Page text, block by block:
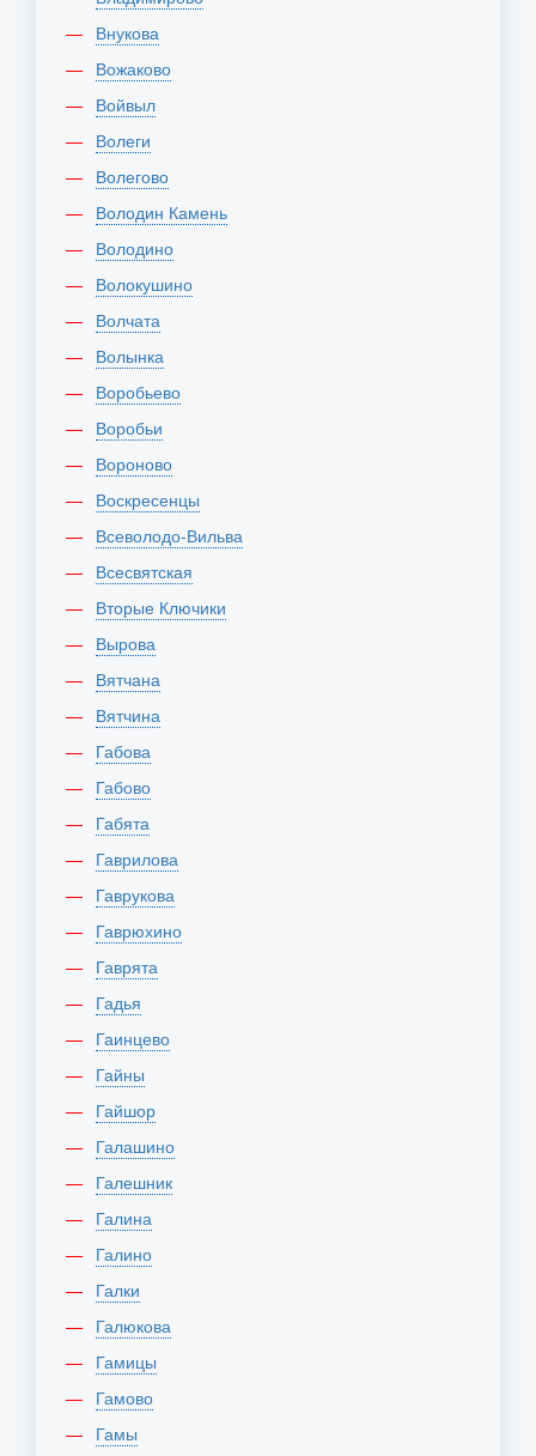
Внукова
Вожаково
Войвыл
Волеги
Волегово
Володин Камень
Володино
Волокушино
Волчата
Волынка
Воробьево
Воробьи
Вороново
Воскресенцы
Всеволодо-Вильва
Всесвятская
Вторые Ключики
Вырова
Вятчана
Вятчина
Габова
Габово
Габята
Гаврилова
Гаврукова
Гаврюхино
Гаврята
Гадья
Гаинцево
Гайны
Гайшор
Галашино
Галешник
Галина
Галино
Галки
Галюкова
Гамицы
Гамово
Гамы